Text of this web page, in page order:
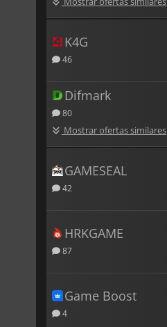
K4G
46
Difmark
80
Mostrar ofertas similares
GAMESEAL
42
HRKGAME
87
Game Boost
4